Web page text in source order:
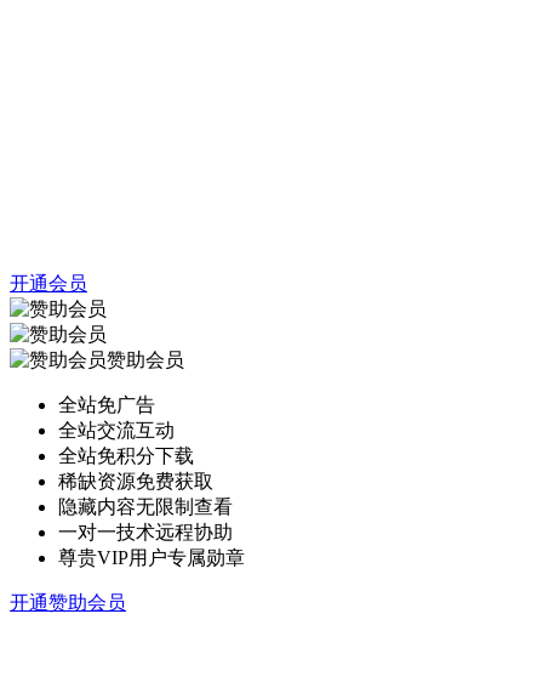
开通会员
赞助会员
全站免广告
全站交流互动
全站免积分下载
稀缺资源免费获取
隐藏内容无限制查看
一对一技术远程协助
尊贵VIP用户专属勋章
开通赞助会员